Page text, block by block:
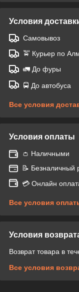
Условия
Самовывоз
🚖 Курьер по
🚛 До фуры
🚍 До автобуса
Все условия
Условия оплаты
👛 Наличными
📝 Безналичный
💳 Онлайн
Все условия
Условия
Возврат товара в
Все условия